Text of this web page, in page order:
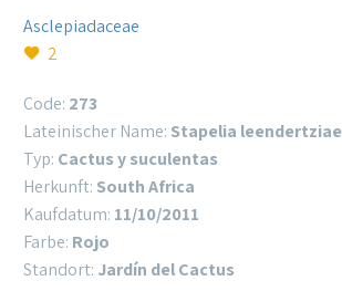
Asclepiadaceae
2
Code: 273
Lateinischer Name: Stapelia leendertziae
Typ: Cactus y suculentas
Herkunft: South Africa
Kaufdatum: 11/10/2011
Farbe: Rojo
Standort: Jardín del Cactus